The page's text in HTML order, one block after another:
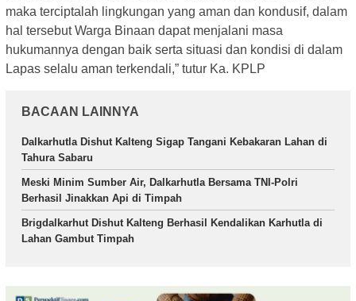
maka terciptalah lingkungan yang aman dan kondusif, dalam
hal tersebut Warga Binaan dapat menjalani masa
hukumannya dengan baik serta situasi dan kondisi di dalam
Lapas selalu aman terkendali,” tutur Ka. KPLP
BACAAN LAINNYA
Dalkarhutla Dishut Kalteng Sigap Tangani Kebakaran Lahan di
Tahura Sabaru
Meski Minim Sumber Air, Dalkarhutla Bersama TNI-Polri
Berhasil Jinakkan Api di Timpah
Brigdalkarhut Dishut Kalteng Berhasil Kendalikan Karhutla di
Lahan Gambut Timpah